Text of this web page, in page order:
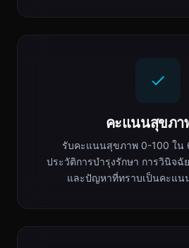
คะแนนสุขภา
รับคะแนนสุขภาพ 0-100 ใน
ประวัติการบำรุงรักษา การวินิจฉั
และปัญหาที่ทราบเป็นคะแน